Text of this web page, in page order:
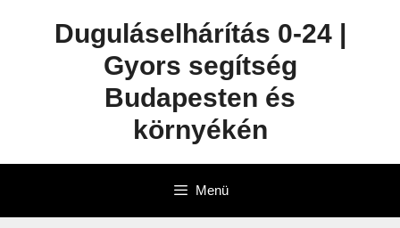
Duguláselhárítás 0-24 |
Gyors segítség
Budapesten és
környékén
Menü